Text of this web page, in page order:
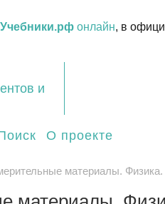
онлайн, в
и
О проекте
материалы. Физика.